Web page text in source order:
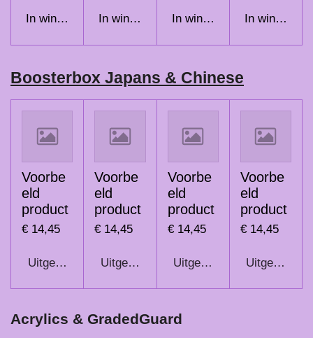
In winkelwagenIn winkelwagenIn winkelwagenIn
Boosterbox Japans & Chinese
Voorbe
eld
product
€ 14,45
Uitgeschakeld
Voorbe
eld
product
€ 14,45
Uitgeschakeld
Voorbe
eld
product
€ 14,45
Uitgeschakeld
Voorbe
eld
product
€ 14,45
Acrylics & GradedGuard